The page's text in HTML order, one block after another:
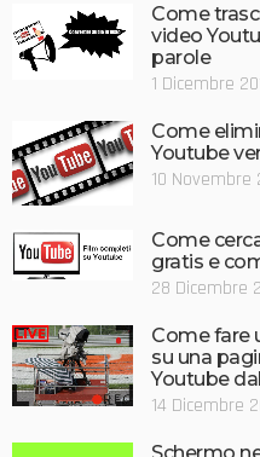
Come
video
parole
1 Dicembre
Come
Youtube
10 Novembre
Come
gratis e
28 Dicembre
Come fare
su una
Youtube
14 Dicembre